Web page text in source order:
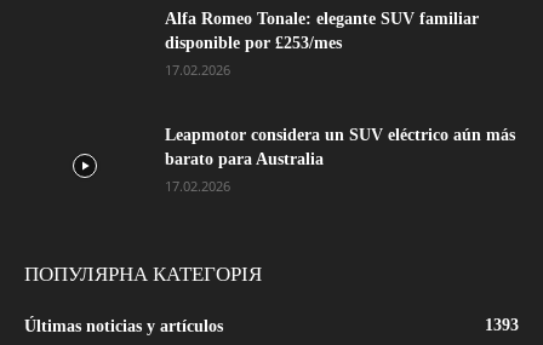
Alfa Romeo Tonale: elegante SUV familiar
disponible por £253/mes
17.02.2026
Leapmotor considera un SUV eléctrico aún más
barato para Australia
17.02.2026
ПОПУЛЯРНА КАТЕГОРІЯ
Últimas noticias y artículos 1393